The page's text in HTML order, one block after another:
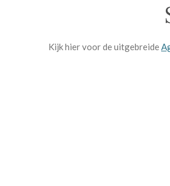
Kijk hier voor de uitgebreide